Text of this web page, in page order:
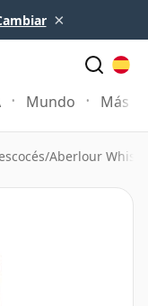
×
Mundo Más
/Aberlour Whisky